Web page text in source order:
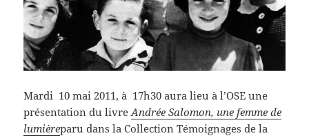
Mardi 10 mai 2011, à 17h30 aura lieu à l’OSE une
présentation du livreAndrée Salomon, une femme de
lumièreparu dans la Collection Témoignages de la